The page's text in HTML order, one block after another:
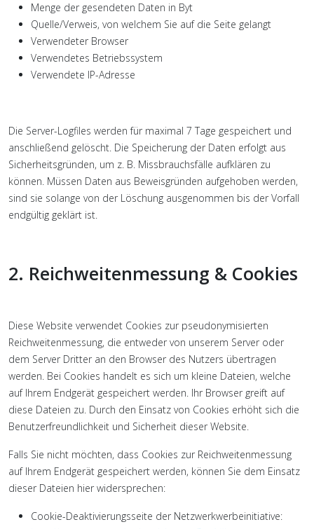
Menge der gesendeten Daten in Byt
Quelle/Verweis, von welchem Sie auf die Seite gelangt
Verwendeter Browser
Verwendetes Betriebssystem
Verwendete IP-Adresse
Die Server-Logfiles werden für maximal 7 Tage gespeichert und
anschließend gelöscht. Die Speicherung der Daten erfolgt aus
Sicherheitsgründen, um z. B. Missbrauchsfälle aufklären zu
können. Müssen Daten aus Beweisgründen aufgehoben werden,
sind sie solange von der Löschung ausgenommen bis der Vorfall
endgültig geklärt ist.
2. Reichweitenmessung & Cookies
Diese Website verwendet Cookies zur pseudonymisierten
Reichweitenmessung, die entweder von unserem Server oder
dem Server Dritter an den Browser des Nutzers übertragen
werden. Bei Cookies handelt es sich um kleine Dateien, welche
auf Ihrem Endgerät gespeichert werden. Ihr Browser greift auf
diese Dateien zu. Durch den Einsatz von Cookies erhöht sich die
Benutzerfreundlichkeit und Sicherheit dieser Website.
Falls Sie nicht möchten, dass Cookies zur Reichweitenmessung
auf Ihrem Endgerät gespeichert werden, können Sie dem Einsatz
dieser Dateien hier widersprechen:
Cookie-Deaktivierungsseite der Netzwerkwerbeinitiative: